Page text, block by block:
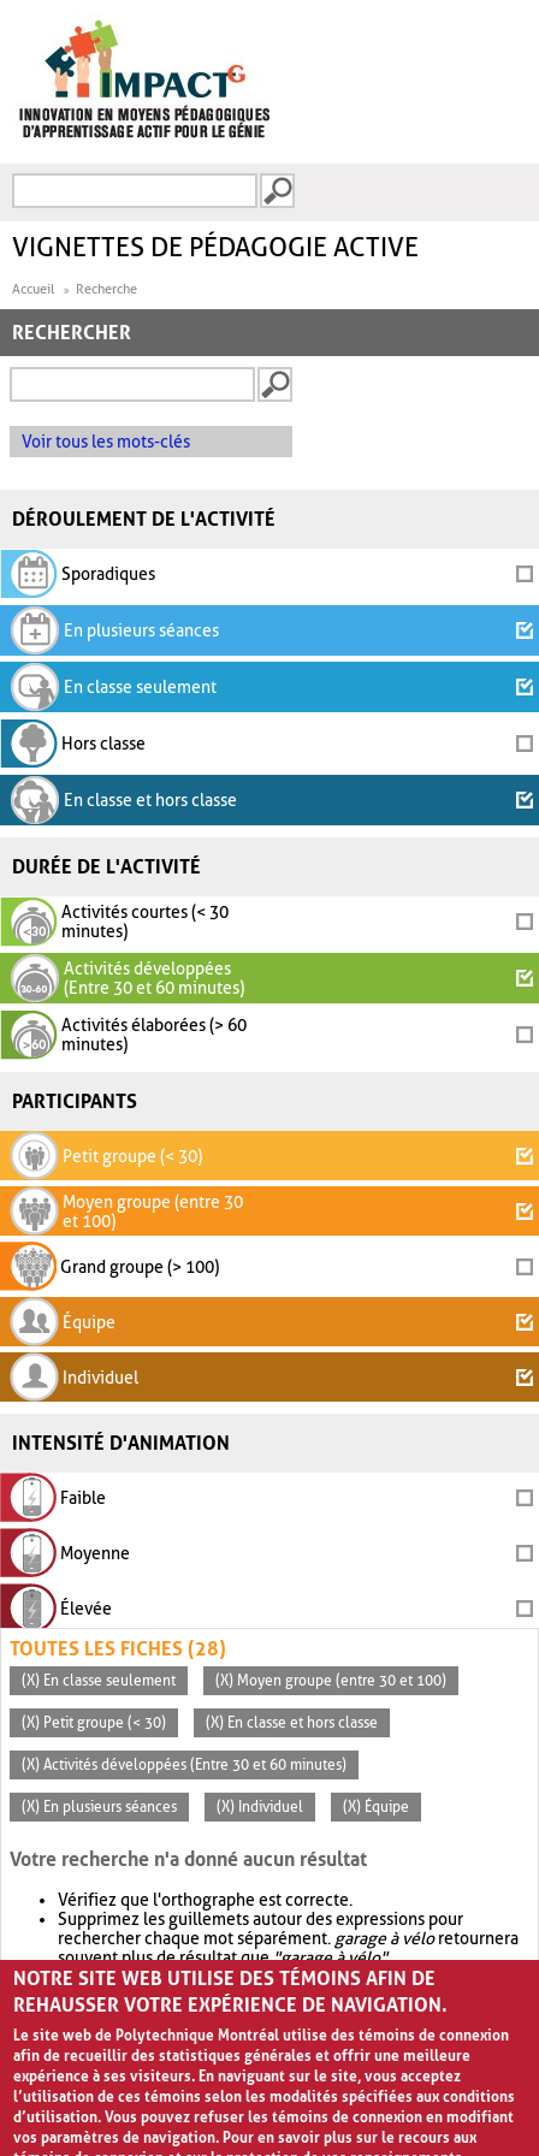
FORMULAIRE DE
VIGNETTES DE PÉDAGOGIE ACTIVE
Accueil Recherche
RECHERCHER
Voir tous les mots-clés
DÉROULEMENT DE L'ACTIVITÉ
Sporadiques
En plusieurs séances
En classe seulement
Hors classe
En classe et hors classe
DURÉE DE L'ACTIVITÉ
Activités courtes (< 30
minutes)
Activités développées
(Entre 30 et 60 minutes)
Activités élaborées (> 60
minutes)
PARTICIPANTS
Petit groupe (< 30)
Moyen groupe (entre 30
et 100)
Grand groupe (> 100)
Équipe
Individuel
INTENSITÉ D'ANIMATION
Faible
Moyenne
Élevée
TOUTES LES FICHES (28)
(X) En classe seulement (X) Moyen groupe (entre 30 et 100)
(X) Petit groupe (< 30) (X) En classe et hors classe
(X) Activités développées (Entre 30 et 60 minutes)
(X) En plusieurs séances (X) Individuel (X) Équipe
Votre recherche n'a donné aucun résultat
Vérifiez que l'orthographe est correcte.
Supprimez les guillemets autour des expressions pour
rechercher chaque mot séparément. garage à véloretournera
souvent plus de résultat que"garage à vélo".
Envisagez d'élargir votre recherche avec OR.garage OR vélo
retournera souvent plus de résultat quegarage à vélo
NOTRE SITE WEB UTILISE DES TÉMOINS AFIN DE
REHAUSSER VOTRE EXPÉRIENCE DE NAVIGATION.
Le site web de Polytechnique Montréal utilise des témoins de connexion
afin de recueillir des statistiques générales et offrir une meilleure
expérience à ses visiteurs. En naviguant sur le site, vous acceptez
l’utilisation de ces témoins selon les modalités spécifiées aux conditions
d’utilisation. Vous pouvez refuser les témoins de connexion en modifiant
vos paramètres de navigation. Pour en savoir plus sur le recours aux